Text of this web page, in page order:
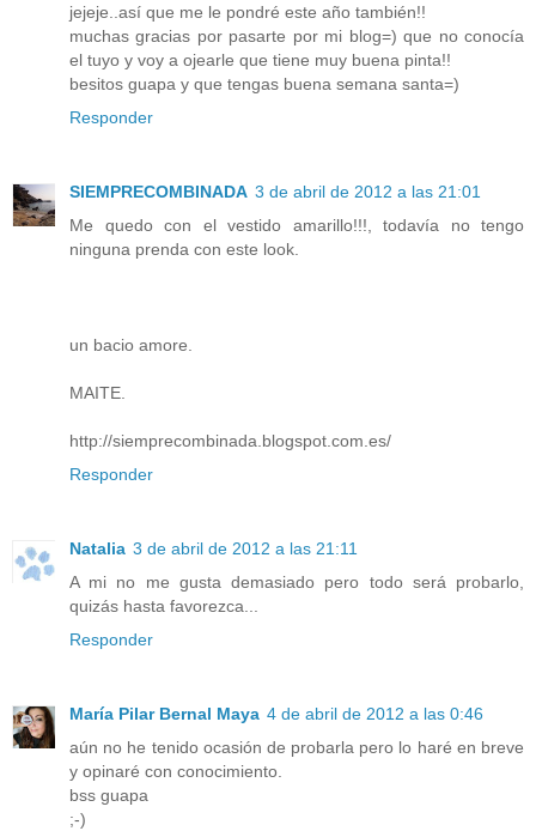
jejeje..así que me le pondré este año también!!
muchas gracias por pasarte por mi blog=) que no conocía
el tuyo y voy a ojearle que tiene muy buena pinta!!
besitos guapa y que tengas buena semana santa=)
Responder
SIEMPRECOMBINADA 3 de abril de 2012 a las 21:01
Me quedo con el vestido amarillo!!!, todavía no tengo
ninguna prenda con este look.
un bacio amore.
MAITE.
http://siemprecombinada.blogspot.com.es/
Responder
Natalia 3 de abril de 2012 a las 21:11
A mi no me gusta demasiado pero todo será probarlo,
quizás hasta favorezca...
Responder
María Pilar Bernal Maya 4 de abril de 2012 a las 0:46
aún no he tenido ocasión de probarla pero lo haré en breve
y opinaré con conocimiento.
bss guapa
;-)